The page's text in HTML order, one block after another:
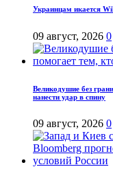
Украинцам икается
09 август, 2026 0
Великодушие без
нанести удар в спину
09 август, 2026 0